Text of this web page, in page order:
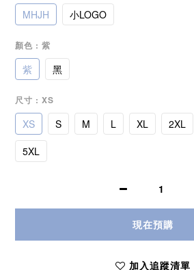
MHJH 小LOGO
顏色 : 紫
紫 黑
尺寸 : XS
XS S M L XL 2XL
5XL
現在預購
加入追蹤清單